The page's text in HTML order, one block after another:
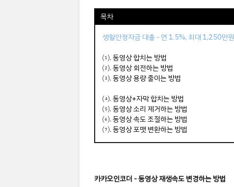
목차
생활안정자금 대출 - 연 1.5%, 최대 1,250만원
⑴.동영상 합치는 방법
⑵.동영상 회전하는 방법
⑶.동영상 용량 줄이는 방법
⑷.동영상+자막 합치는 방법
⑸.동영상 소리 제거하는 방법
⑹.동영상 속도 조절하는 방법
⑺.동영상 포맷 변환하는 방법
카카오인코더 - 동영상 재생속도 변경하는 방법